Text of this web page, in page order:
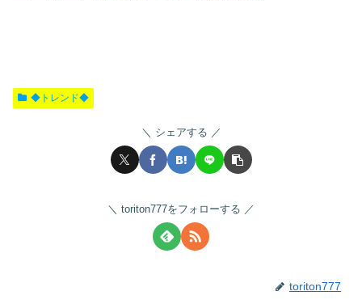
◆トレンド◆
シェアする
toriton777をフォローする
toriton777